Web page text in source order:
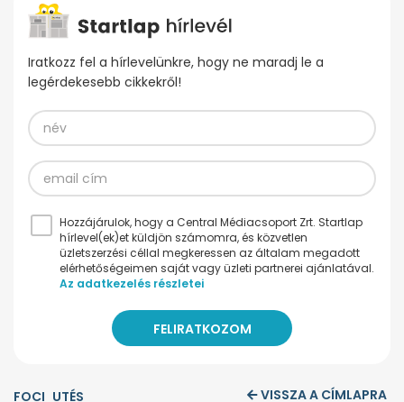
Iratkozz fel a hírlevelünkre, hogy ne maradj le a
legérdekesebb cikkekről!
Hozzájárulok, hogy a Central Médiacsoport Zrt. Startlap
hírlevel(ek)et küldjön számomra, és közvetlen
üzletszerzési céllal megkeressen az általam megadott
elérhetőségeimen saját vagy üzleti partnerei ajánlatával.
Az adatkezelés részletei
FOCI UTÉS VISSZA A CÍMLAPRA